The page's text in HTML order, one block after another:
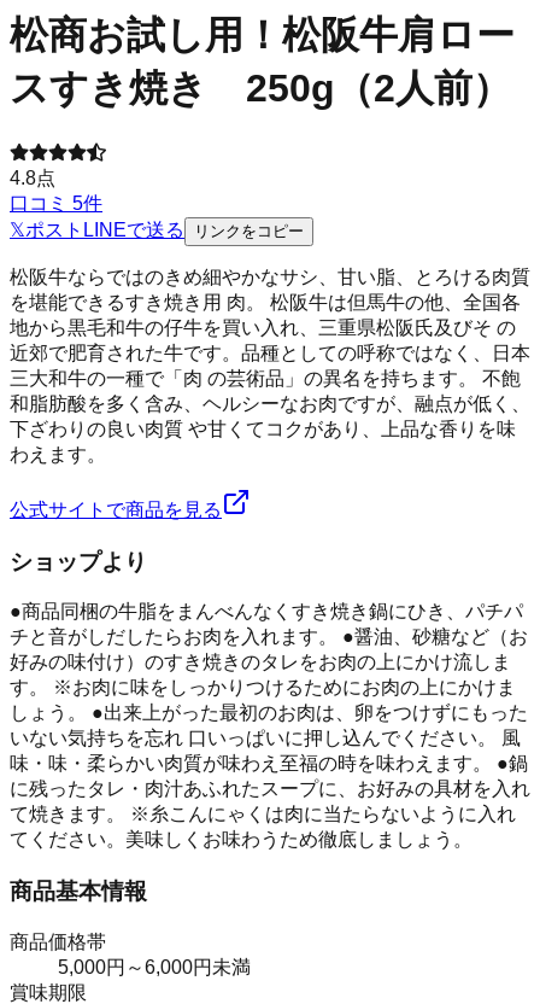
松商お試し用！松阪牛肩ロー
スすき焼き 250g（2人前）
4.8点
口コミ 5件
𝕏ポスト LINEで送る リンクをコピー
松阪牛ならではのきめ細やかなサシ、甘い脂、とろける肉質
を堪能できるすき焼き用 肉。 松阪牛は但馬牛の他、全国各
地から黒毛和牛の仔牛を買い入れ、三重県松阪氏及びそ の
近郊で肥育された牛です。品種としての呼称ではなく、日本
三大和牛の一種で「肉 の芸術品」の異名を持ちます。 不飽
和脂肪酸を多く含み、ヘルシーなお肉ですが、融点が低く、
下ざわりの良い肉質 や甘くてコクがあり、上品な香りを味
わえます。
公式サイトで商品を見る
ショップより
●商品同梱の牛脂をまんべんなくすき焼き鍋にひき、パチパ
チと音がしだしたらお肉を入れます。 ●醤油、砂糖など（お
好みの味付け）のすき焼きのタレをお肉の上にかけ流しま
す。 ※お肉に味をしっかりつけるためにお肉の上にかけま
しょう。 ●出来上がった最初のお肉は、卵をつけずにもった
いない気持ちを忘れ 口いっぱいに押し込んでください。 風
味・味・柔らかい肉質が味わえ至福の時を味わえます。 ●鍋
に残ったタレ・肉汁あふれたスープに、お好みの具材を入れ
て焼きます。 ※糸こんにゃくは肉に当たらないように入れ
てください。美味しくお味わうため徹底しましょう。
商品基本情報
商品価格帯
5,000円～6,000円未満
賞味期限